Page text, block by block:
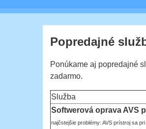
Popredajné
Ponúkame aj popredajné
zadarmo.
Služba
Softwerová oprava AVS
najčstejšie problémy: AVS prístroj sa